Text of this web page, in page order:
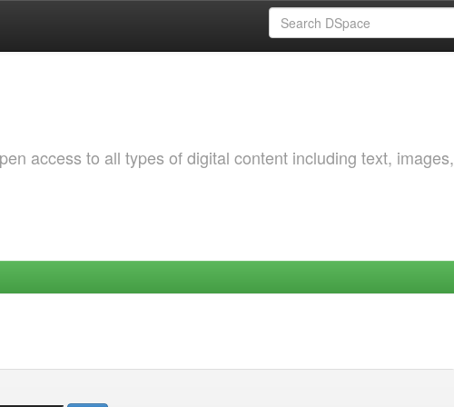
access to all types of digital content including text, images,